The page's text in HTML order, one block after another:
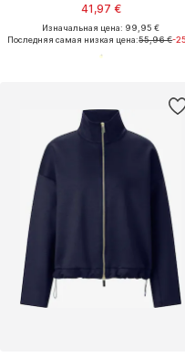
41,97 €
Изначальная цена: 99,95 €
Последняя самая низкая цена:55,96 €-